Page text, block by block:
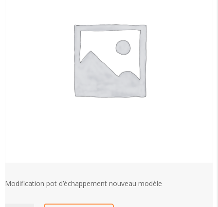
Modification pot d’échappement nouveau modèle